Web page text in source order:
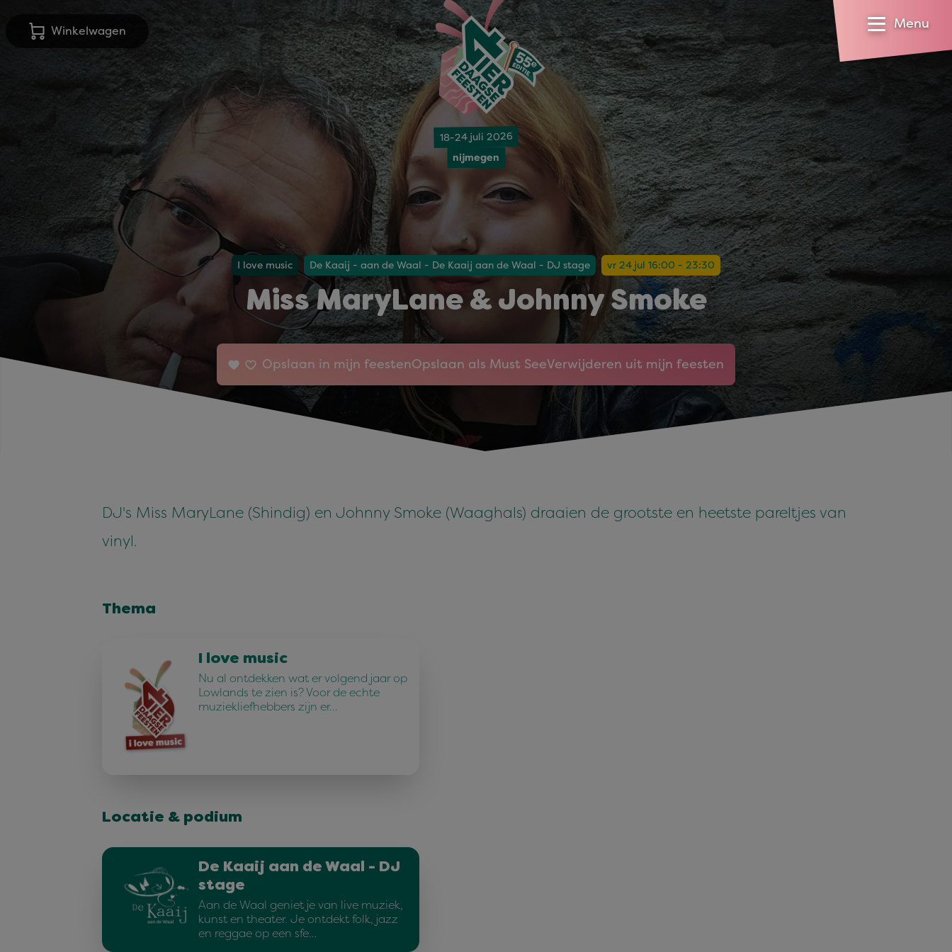
Winkelwagen
18-24 juli 2026
nijmegen
Menu
I love music De Kaaij - aan de Waal - De Kaaij aan de Waal - DJ stage vr 24 jul 16:00 - 23:30
Miss MaryLane & Johnny Smoke
Opslaan in mijn feestenOpslaan als Must SeeVerwijderen uit mijn feesten
DJ's Miss MaryLane (Shindig) en Johnny Smoke (Waaghals) draaien de grootste en heetste pareltjes van
vinyl.
Thema
I love music
Nu al ontdekken wat er volgend jaar op
Lowlands te zien is? Voor de echte
muziekliefhebbers zijn er…
Locatie & podium
De Kaaij aan de Waal - DJ
stage
Aan de Waal geniet je van live muziek,
kunst en theater. Je ontdekt folk, jazz
en reggae op een sfe…